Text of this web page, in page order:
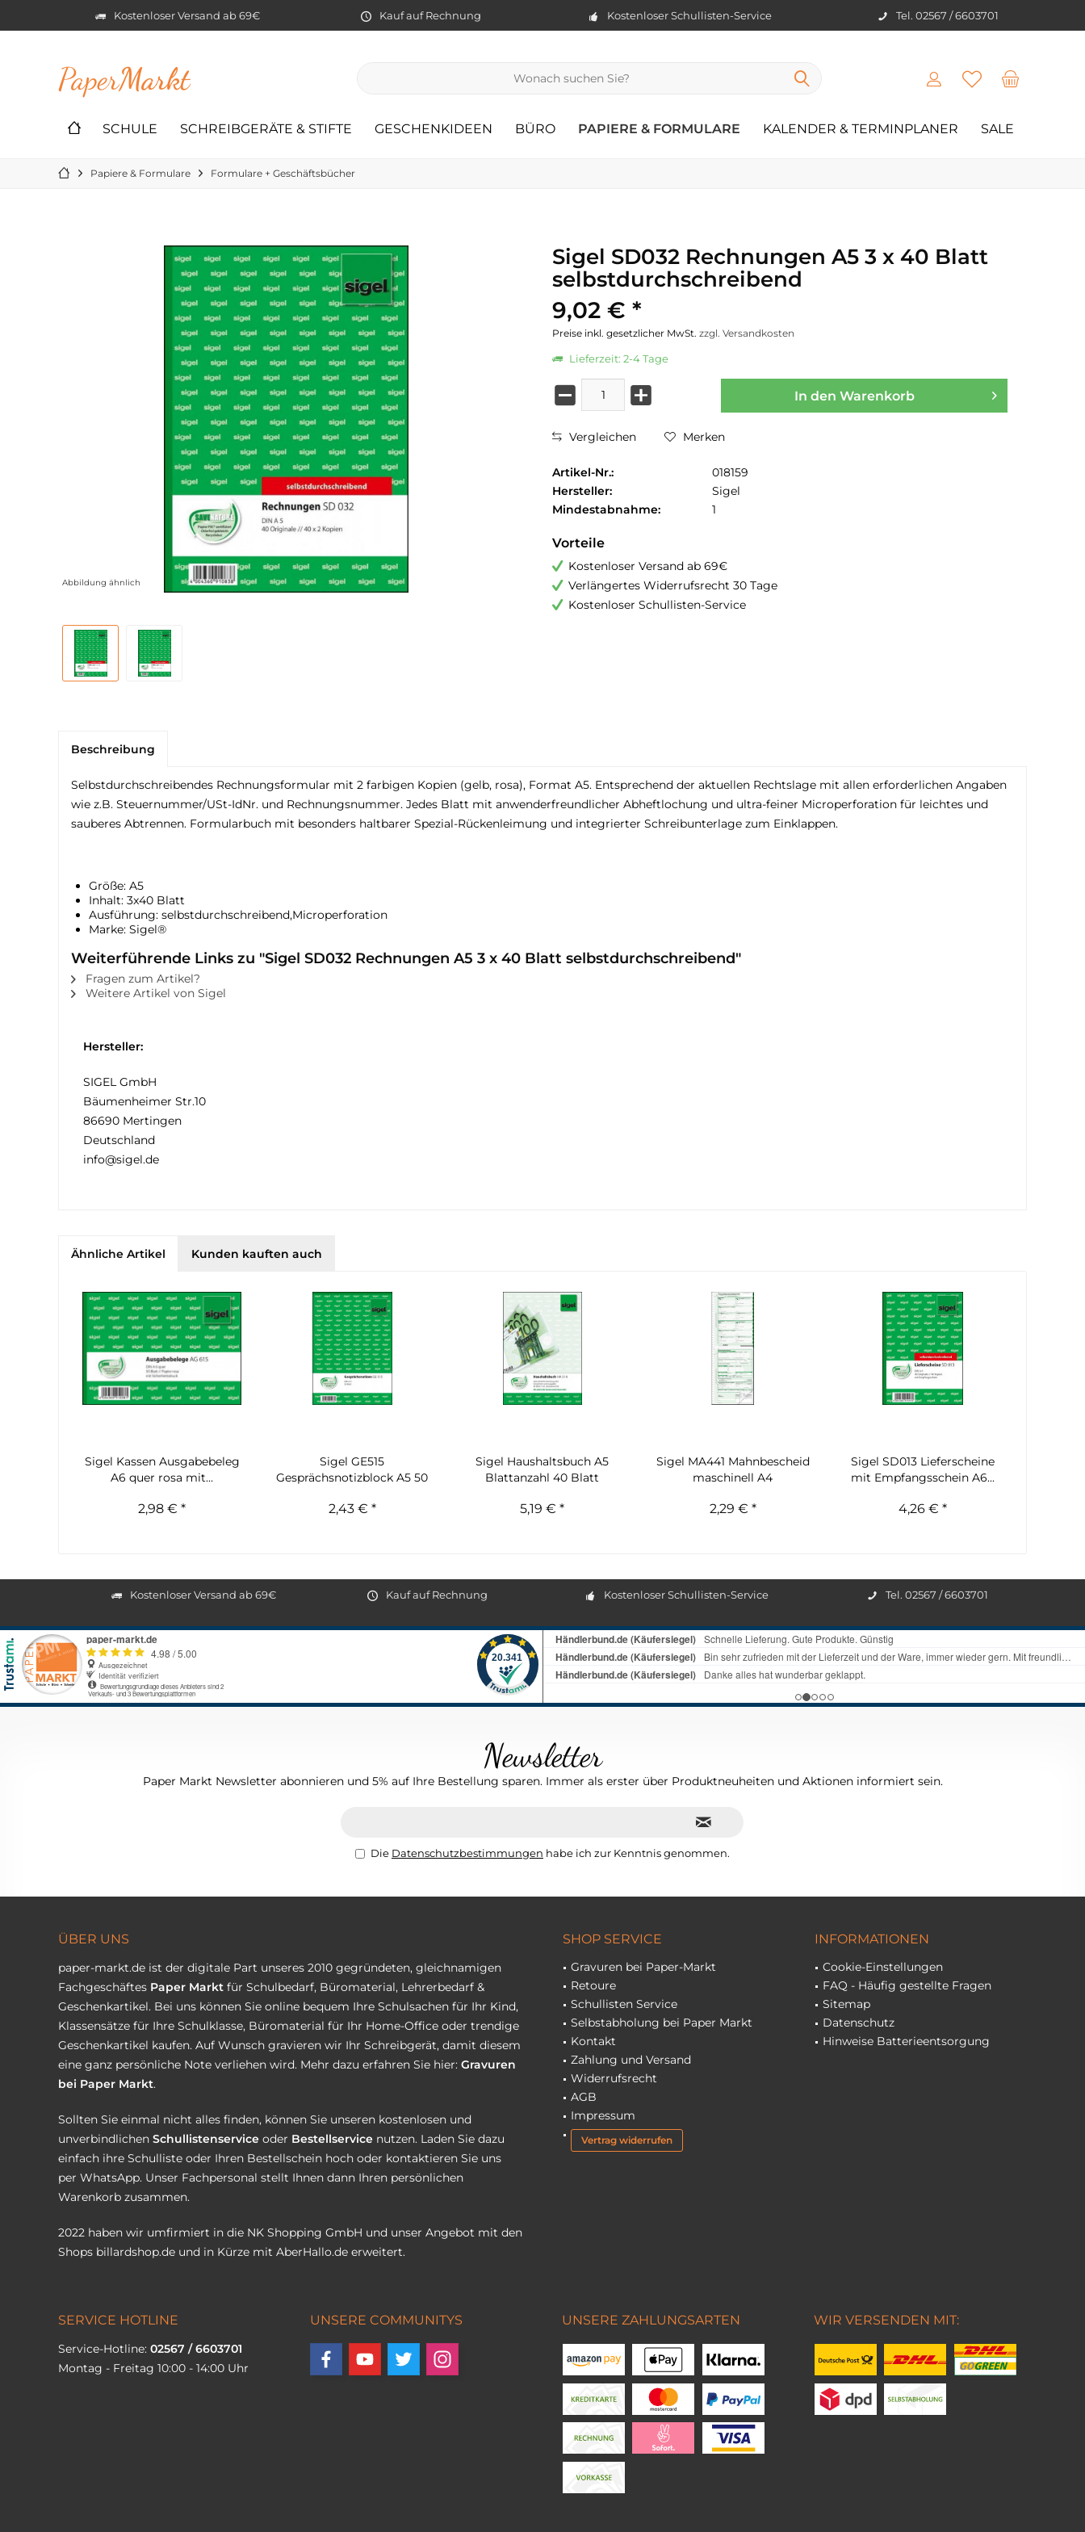
Kostenloser Versand ab 69€ Kauf auf Rechnung Kostenloser Schullisten-Service Tel. 02567 / 6603701
PaperMarkt
SCHULE SCHREIBGERÄTE & STIFTE GESCHENKIDEEN BÜRO PAPIERE & FORMULARE KALENDER & TERMINPLANER SALE
Papiere & Formulare Formulare + Geschäftsbücher
Abbildung ähnlich
Sigel SD032 Rechnungen A5 3 x 40 Blatt
selbstdurchschreibend
9,02 € *
Preise inkl. gesetzlicher MwSt. zzgl. Versandkosten
Lieferzeit: 2-4 Tage
In den Warenkorb
Vergleichen Merken
Artikel-Nr.:
018159
Hersteller:
Sigel
Mindestabnahme:
1
Vorteile
Kostenloser Versand ab 69€
Verlängertes Widerrufsrecht 30 Tage
Kostenloser Schullisten-Service
Beschreibung
Selbstdurchschreibendes Rechnungsformular mit 2 farbigen Kopien (gelb, rosa), Format A5. Entsprechend der aktuellen Rechtslage mit allen erforderlichen Angaben
wie z.B. Steuernummer/USt-IdNr. und Rechnungsnummer. Jedes Blatt mit anwenderfreundlicher Abheftlochung und ultra-feiner Microperforation für leichtes und
sauberes Abtrennen. Formularbuch mit besonders haltbarer Spezial-Rückenleimung und integrierter Schreibunterlage zum Einklappen.
Größe: A5
Inhalt: 3x40 Blatt
Ausführung: selbstdurchschreibend,Microperforation
Marke: Sigel®
Weiterführende Links zu "Sigel SD032 Rechnungen A5 3 x 40 Blatt selbstdurchschreibend"
Fragen zum Artikel?
Weitere Artikel von Sigel
Hersteller:
SIGEL GmbH
Bäumenheimer Str.10
86690 Mertingen
Deutschland
info@sigel.de
Ähnliche Artikel Kunden kauften auch
Sigel Kassen Ausgabebeleg
A6 quer rosa mit...
2,98 € *
Sigel GE515
Gesprächsnotizblock A5 50
2,43 € *
Sigel Haushaltsbuch A5
Blattanzahl 40 Blatt
5,19 € *
Sigel MA441 Mahnbescheid
maschinell A4
2,29 € *
Sigel SD013 Lieferscheine
mit Empfangsschein A6...
4,26 € *
Kostenloser Versand ab 69€ Kauf auf Rechnung Kostenloser Schullisten-Service Tel. 02567 / 6603701
Newsletter
Paper Markt Newsletter abonnieren und 5% auf Ihre Bestellung sparen. Immer als erster über Produktneuheiten und Aktionen informiert sein.
Die Datenschutzbestimmungen habe ich zur Kenntnis genommen.
ÜBER UNS
paper-markt.de ist der digitale Part unseres 2010 gegründeten, gleichnamigen
Fachgeschäftes Paper Markt für Schulbedarf, Büromaterial, Lehrerbedarf &
Geschenkartikel. Bei uns können Sie online bequem Ihre Schulsachen für Ihr Kind,
Klassensätze für Ihre Schulklasse, Büromaterial für Ihr Home-Office oder trendige
Geschenkartikel kaufen. Auf Wunsch gravieren wir Ihr Schreibgerät, damit diesem
eine ganz persönliche Note verliehen wird. Mehr dazu erfahren Sie hier: Gravuren
bei Paper Markt.
Sollten Sie einmal nicht alles finden, können Sie unseren kostenlosen und
unverbindlichen Schullistenservice oder Bestellservice nutzen. Laden Sie dazu
einfach ihre Schulliste oder Ihren Bestellschein hoch oder kontaktieren Sie uns
per WhatsApp. Unser Fachpersonal stellt Ihnen dann Ihren persönlichen
Warenkorb zusammen.
2022 haben wir umfirmiert in die NK Shopping GmbH und unser Angebot mit den
Shops billardshop.de und in Kürze mit AberHallo.de erweitert.
SHOP SERVICE
Gravuren bei Paper-Markt
Retoure
Schullisten Service
Selbstabholung bei Paper Markt
Kontakt
Zahlung und Versand
Widerrufsrecht
AGB
Impressum
Vertrag widerrufen
INFORMATIONEN
Cookie-Einstellungen
FAQ - Häufig gestellte Fragen
Sitemap
Datenschutz
Hinweise Batterieentsorgung
SERVICE HOTLINE
Service-Hotline: 02567 / 6603701
Montag - Freitag 10:00 - 14:00 Uhr
UNSERE COMMUNITYS UNSERE ZAHLUNGSARTEN WIR VERSENDEN MIT: